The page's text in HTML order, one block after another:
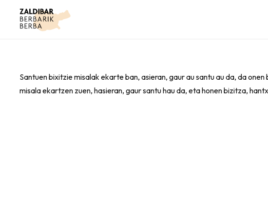
Santuen bixitzie misalak ekarte ban, asieran, gaur au santu au da, da
misala ekartzen zuen, hasieran, gaur santu hau da, eta honen bizitza,